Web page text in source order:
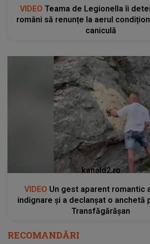
VIDEO Teama de Legionella îi
români să renunțe la aerul
caniculă
kanald2.ro
VIDEO Un gest aparent romantic
indignare și a declanșat o anchetă
Transfăgărășan
RECOMANDĂRI